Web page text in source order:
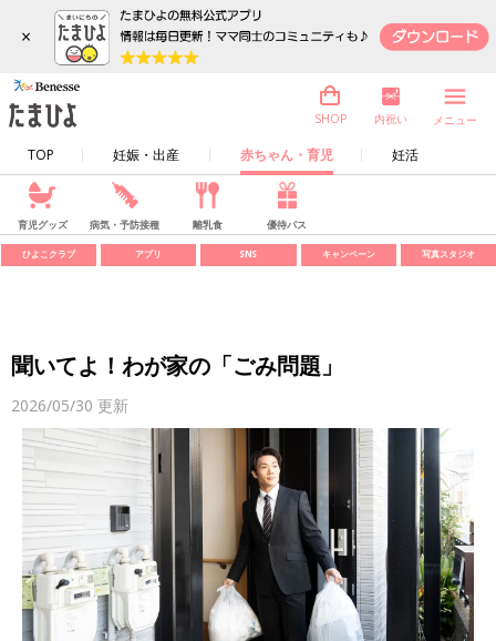
×
TOP 妊娠・出産 赤ちゃん・育児 妊活
SHOP 内祝い メニュー
育児グッズ 病気・予防接種 離乳食 優待パス
ひよこクラブ アプリ SNS キャンペーン 写真スタジオ
聞いてよ！わが家の「ごみ問題」
2026/05/30 更新